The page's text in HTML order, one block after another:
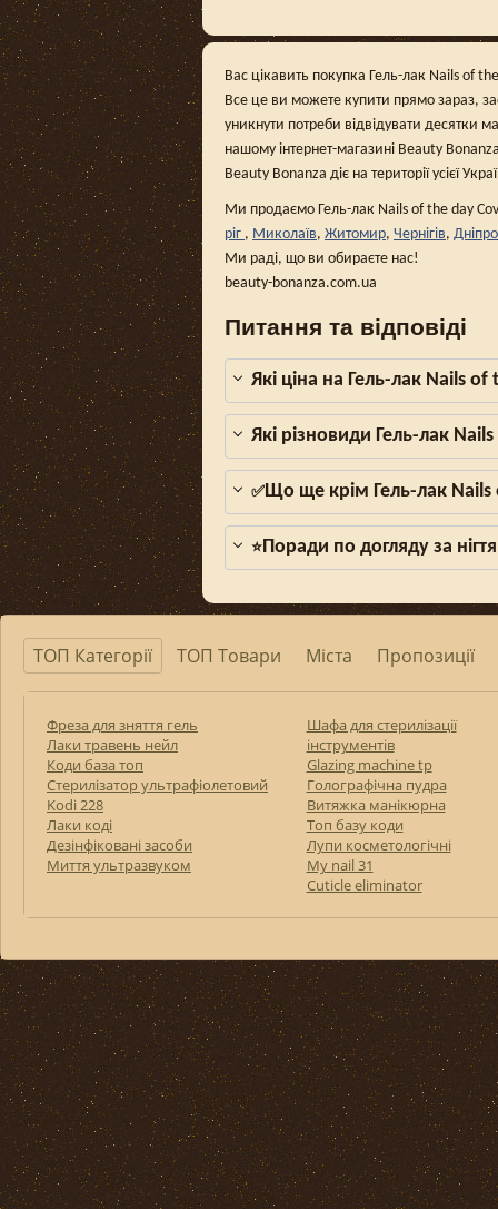
Вас цікавить покупка Гель-лак Nails of the
Все це ви можете купити прямо зараз,
уникнути потреби відвідувати десятки
нашому інтернет-магазині Beauty
Beauty Bonanza діє на території усієї
Ми продаємо Гель-лак Nails of the day
ріг , Миколаїв, Житомир, Чернігів,
Ми раді, що ви обираєте нас!
beauty-bonanza.com.ua
Питання та відповіді
Які ціна на Гель-лак Nails
Які різновиди Гель-лак
✅Що ще крім Гель-лак Nails
⭐Поради по догляду за
ТОП Категорії ТОП Товари Міста Пропозиції
Фреза для зняття гель
Лаки травень нейл
Коди база топ
Стерилізатор ультрафіолетовий
Kodi 228
Лаки коді
Дезінфіковані засоби
Миття ультразвуком
Шафа для стерилізації
інструментів
Glazing machine tp
Голографічна пудра
Витяжка манікюрна
Топ базу коди
Лупи косметологічні
My nail 31
Cuticle eliminator